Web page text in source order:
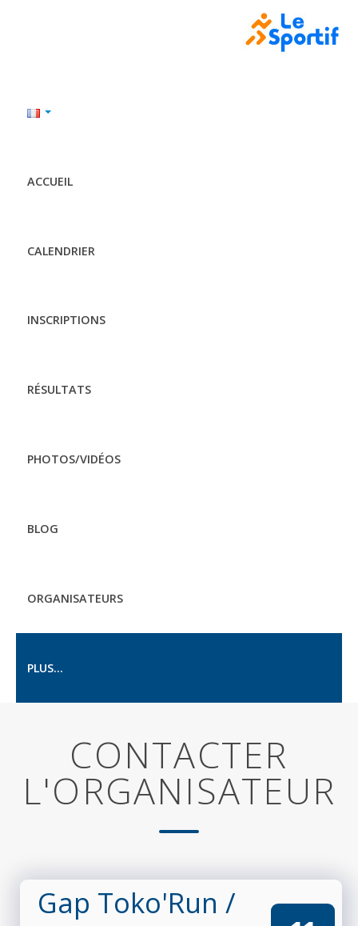
ACCUEIL
CALENDRIER
INSCRIPTIONS
RÉSULTATS
PHOTOS/VIDÉOS
BLOG
ORGANISATEURS
PLUS...
CONTACTER
L'ORGANISATEUR
Gap Toko'Run /